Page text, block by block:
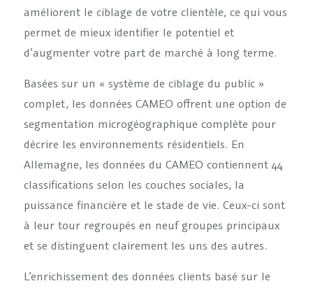
améliorent le ciblage de votre clientèle, ce qui vous
permet de mieux identifier le potentiel et
d’augmenter votre part de marché à long terme.
Basées sur un « système de ciblage du public »
complet, les données CAMEO offrent une option de
segmentation microgéographique complète pour
décrire les environnements résidentiels. En
Allemagne, les données du CAMEO contiennent 44
classifications selon les couches sociales, la
puissance financière et le stade de vie. Ceux-ci sont
à leur tour regroupés en neuf groupes principaux
et se distinguent clairement les uns des autres.
L’enrichissement des données clients basé sur le